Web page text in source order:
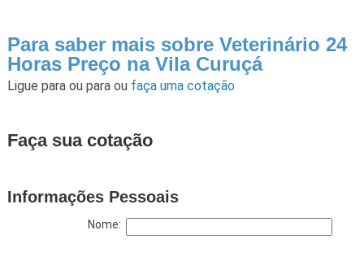
Para saber mais sobre Veterinário 24
Horas Preço na Vila Curuçá
Ligue para ou para ou faça uma cotação
Faça sua cotação
Informações Pessoais
Nome: